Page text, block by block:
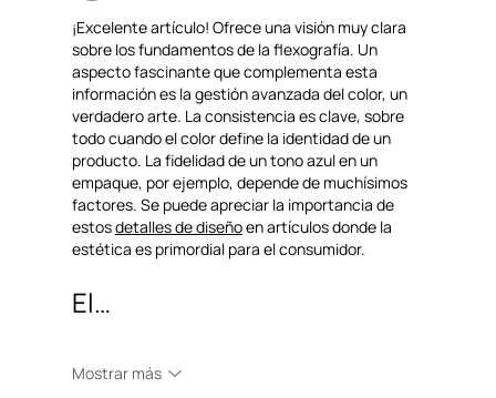
¡Excelente artículo! Ofrece una visión muy clara
sobre los fundamentos de la flexografía. Un
aspecto fascinante que complementa esta
información es la gestión avanzada del color, un
verdadero arte. La consistencia es clave, sobre
todo cuando el color define la identidad de un
producto. La fidelidad de un tono azul en un
empaque, por ejemplo, depende de muchísimos
factores. Se puede apreciar la importancia de
estos detalles de diseño en artículos donde la
estética es primordial para el consumidor.
El…
Mostrar más